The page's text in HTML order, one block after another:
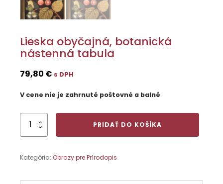
Lieska obyčajná, botanická
nástenná tabula
79,80 € s DPH
V cene nie je zahrnuté poštovné a balné
množstvo
nástenná
PRIDAŤ DO KOŠÍKA
Kategória: Obrazy pre Prírodopis